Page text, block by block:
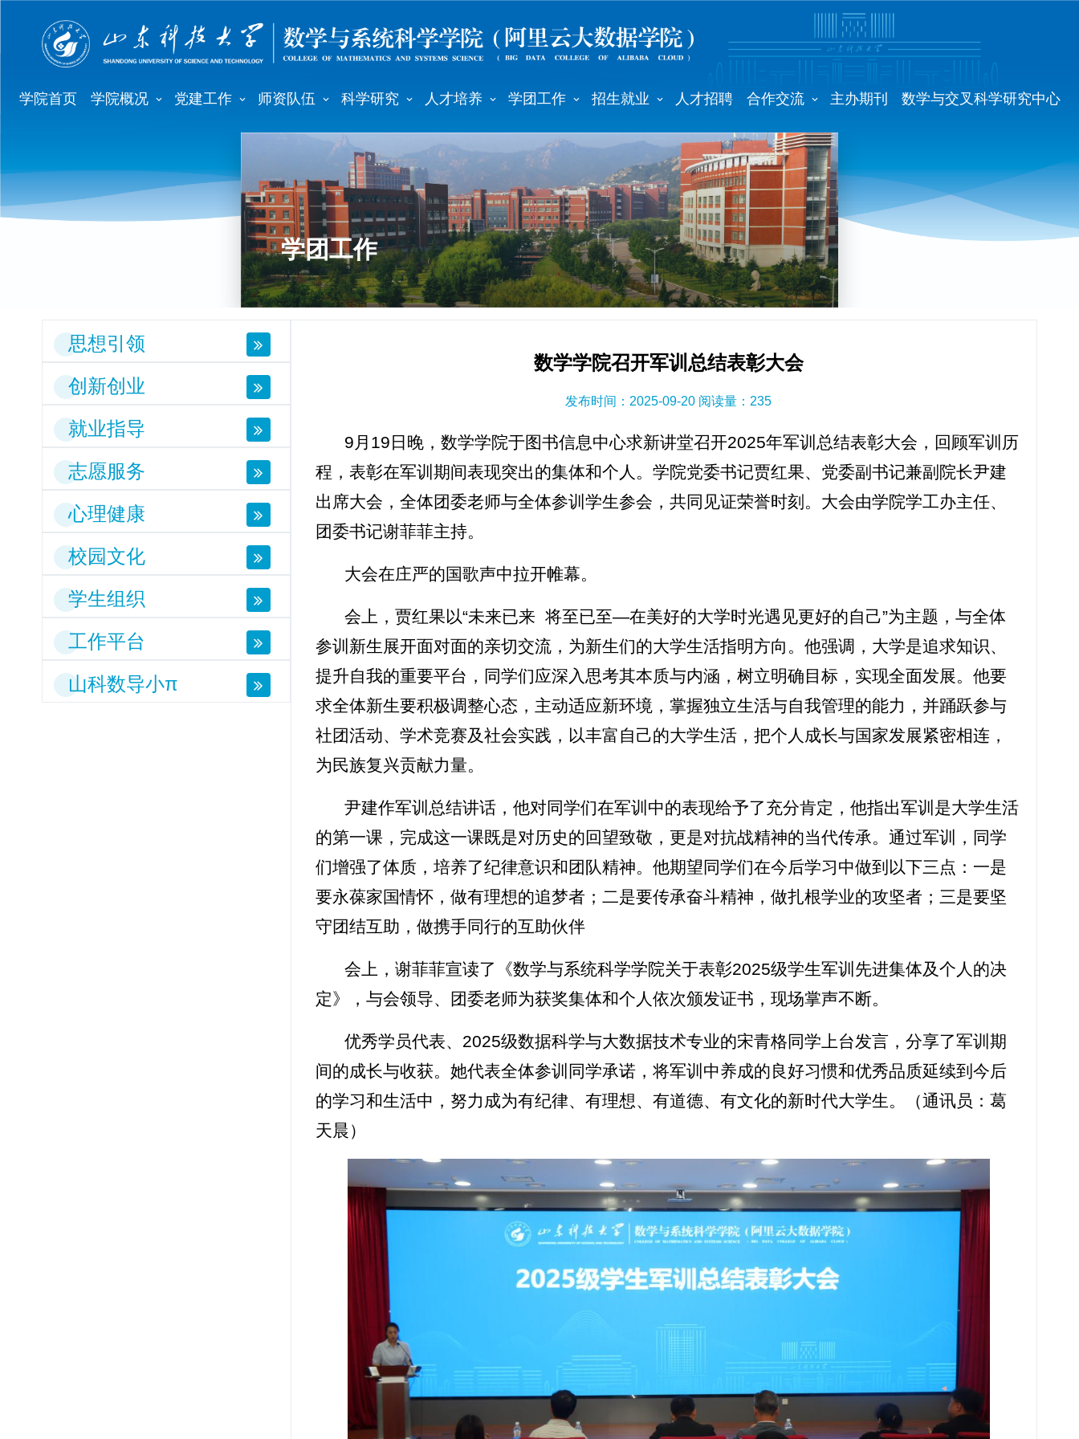
学院首页 学院概况 党建工作 师资队伍 科学研究 人才培养 学团工作 招生就业 人才招聘 合作交流 主办期刊 数学与交叉科学研究中心
学团工作
思想引领
创新创业
就业指导
志愿服务
心理健康
校园文化
学生组织
工作平台
山科数导小π
数学学院召开军训总结表彰大会
发布时间：2025-09-20 阅读量： 235
9月19日晚，数学学院于图书信息中心求新讲堂召开2025年军训总结表彰大会，回顾军训历
程，表彰在军训期间表现突出的集体和个人。学院党委书记贾红果、党委副书记兼副院长尹建
出席大会，全体团委老师与全体参训学生参会，共同见证荣誉时刻。大会由学院学工办主任、
团委书记谢菲菲主持。
大会在庄严的国歌声中拉开帷幕。
会上，贾红果以“未来已来 将至已至—在美好的大学时光遇见更好的自己”为主题，与全体
参训新生展开面对面的亲切交流，为新生们的大学生活指明方向。他强调，大学是追求知识、
提升自我的重要平台，同学们应深入思考其本质与内涵，树立明确目标，实现全面发展。他要
求全体新生要积极调整心态，主动适应新环境，掌握独立生活与自我管理的能力，并踊跃参与
社团活动、学术竞赛及社会实践，以丰富自己的大学生活，把个人成长与国家发展紧密相连，
为民族复兴贡献力量。
尹建作军训总结讲话，他对同学们在军训中的表现给予了充分肯定，他指出军训是大学生活
的第一课，完成这一课既是对历史的回望致敬，更是对抗战精神的当代传承。通过军训，同学
们增强了体质，培养了纪律意识和团队精神。他期望同学们在今后学习中做到以下三点：一是
要永葆家国情怀，做有理想的追梦者；二是要传承奋斗精神，做扎根学业的攻坚者；三是要坚
守团结互助，做携手同行的互助伙伴
会上，谢菲菲宣读了《数学与系统科学学院关于表彰2025级学生军训先进集体及个人的决
定》，与会领导、团委老师为获奖集体和个人依次颁发证书，现场掌声不断。
优秀学员代表、2025级数据科学与大数据技术专业的宋青格同学上台发言，分享了军训期
间的成长与收获。她代表全体参训同学承诺，将军训中养成的良好习惯和优秀品质延续到今后
的学习和生活中，努力成为有纪律、有理想、有道德、有文化的新时代大学生。（通讯员：葛
天晨）